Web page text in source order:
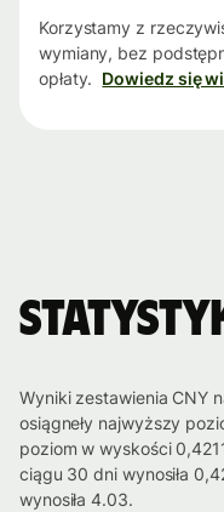
Korzystamy z
wymiany, bez
opłaty. Dowiedz się
Statystyki
Wyniki zestawienia CNY
osiągneły najwyższy
poziom w wyskości
ciągu 30 dni wynosiła
wynosiła 4.03.